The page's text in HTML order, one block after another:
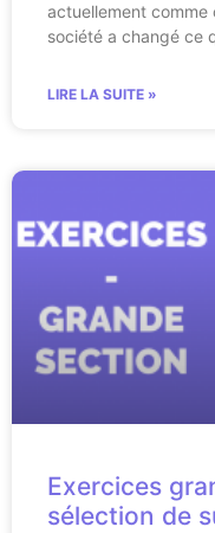
actuellement comme
société a changé ce
LIRE LA SUITE »
Exercices
sélection de